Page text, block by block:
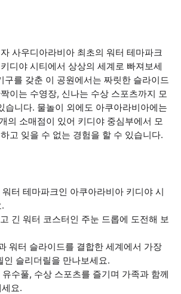
사우디아라비아 최초의 워터 테마파크
디야 시티에서 상상의 세계로 빠져보세
구를 갖춘 이 공원에서는 짜릿한 슬라이드
이는 수영장, 신나는 수상 스포츠까지 모
습니다. 물놀이 외에도 아쿠아라비아에는
의 소매점이 있어 키디야 중심부에서 모
고 잊을 수 없는 경험을 할 수 있습니다.
터 테마파크인 아쿠아라비아 키디야 시
긴 워터 코스터인 주눈 드롭에 도전해 보
워터 슬라이드를 결합한 세계에서 가장
인 슬리더릴을 만나보세요.
수풀, 수상 스포츠를 즐기며 가족과 함께
요.